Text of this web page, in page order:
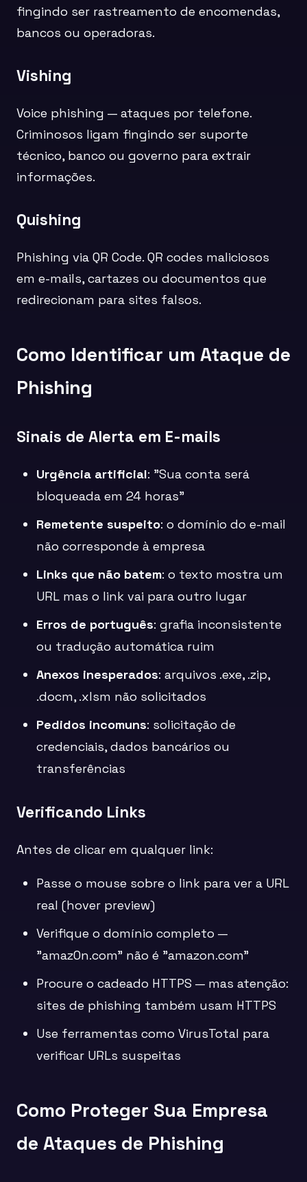
fingindo ser rastreamento de encomendas,
bancos ou operadoras.
Vishing
Voice phishing — ataques por telefone.
Criminosos ligam fingindo ser suporte
técnico, banco ou governo para extrair
informações.
Quishing
Phishing via QR Code. QR codes maliciosos
em e-mails, cartazes ou documentos que
redirecionam para sites falsos.
Como Identificar um Ataque de
Phishing
Sinais de Alerta em E-mails
Urgência artificial: "Sua conta será
bloqueada em 24 horas"
Remetente suspeito: o domínio do e-mail
não corresponde à empresa
Links que não batem: o texto mostra um
URL mas o link vai para outro lugar
Erros de português: grafia inconsistente
ou tradução automática ruim
Anexos inesperados: arquivos .exe, .zip,
.docm, .xlsm não solicitados
Pedidos incomuns: solicitação de
credenciais, dados bancários ou
transferências
Verificando Links
Antes de clicar em qualquer link:
Passe o mouse sobre o link para ver a URL
real (hover preview)
Verifique o domínio completo —
"amaz0n.com" não é "amazon.com"
Procure o cadeado HTTPS — mas atenção:
sites de phishing também usam HTTPS
Use ferramentas como VirusTotal para
verificar URLs suspeitas
Como Proteger Sua Empresa
de Ataques de Phishing